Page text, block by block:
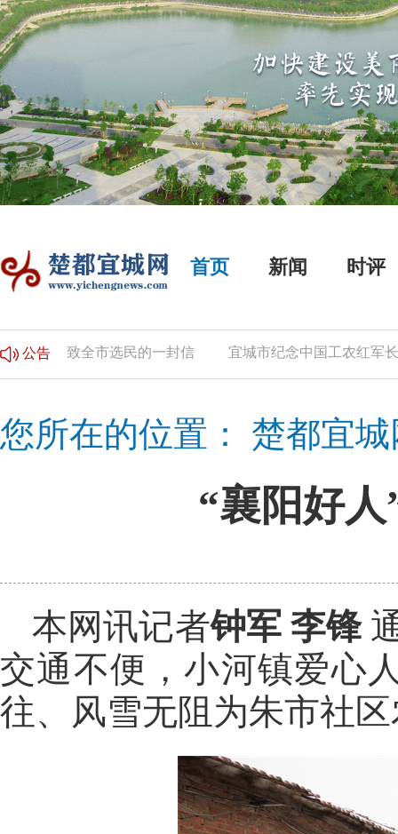
首页 新闻 时评
公告
致全市选民的一封信 宜城市纪念中国工农红军长征
您所在的位置： 楚都宜城
“襄阳好
本网讯记者钟军 李锋
交通不便，小河镇爱心
往、风雪无阻为朱市社